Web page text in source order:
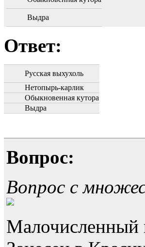
Выдра
Ответ:
Русская выхухоль
Нетопырь-карлик
Обыкновенная кутора
Выдра
Вопрос:
Вопрос с
Малочисленный